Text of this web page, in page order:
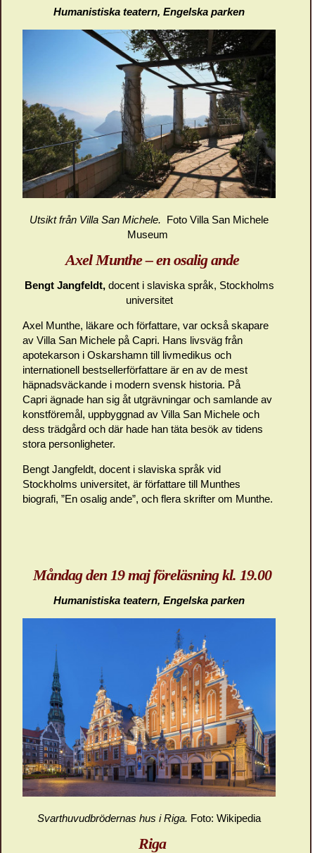
Humanistiska teatern, Engelska parken
Utsikt från Villa San Michele. Foto Villa San Michele
Museum
Axel Munthe – en osalig ande
Bengt Jangfeldt, docent i slaviska språk, Stockholms
universitet
Axel Munthe, läkare och författare, var också skapare
av Villa San Michele på Capri. Hans livsväg från
apotekarson i Oskarshamn till livmedikus och
internationell bestsellerförfattare är en av de mest
häpnadsväckande i modern svensk historia. På
Capri ägnade han sig åt utgrävningar och samlande av
konstföremål, uppbyggnad av Villa San Michele och
dess trädgård och där hade han täta besök av tidens
stora personligheter.
Bengt Jangfeldt, docent i slaviska språk vid
Stockholms universitet, är författare till Munthes
biografi, ”En osalig ande”, och flera skrifter om Munthe.
Måndag den 19 maj föreläsning kl. 19.00
Humanistiska teatern, Engelska parken
Svarthuvudbrödernas hus i Riga. Foto: Wikipedia
Riga